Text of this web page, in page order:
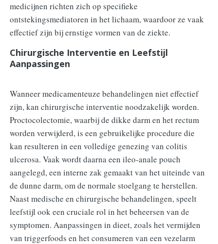
medicijnen richten zich op specifieke
ontstekingsmediatoren in het lichaam, waardoor ze vaak
effectief zijn bij ernstige vormen van de ziekte.
Chirurgische Interventie en Leefstijl
Aanpassingen
Wanneer medicamenteuze behandelingen niet effectief
zijn, kan chirurgische interventie noodzakelijk worden.
Proctocolectomie, waarbij de dikke darm en het rectum
worden verwijderd, is een gebruikelijke procedure die
kan resulteren in een volledige genezing van colitis
ulcerosa. Vaak wordt daarna een ileo-anale pouch
aangelegd, een interne zak gemaakt van het uiteinde van
de dunne darm, om de normale stoelgang te herstellen.
Naast medische en chirurgische behandelingen, speelt
leefstijl ook een cruciale rol in het beheersen van de
symptomen. Aanpassingen in dieet, zoals het vermijden
van triggerfoods en het consumeren van een vezelarm